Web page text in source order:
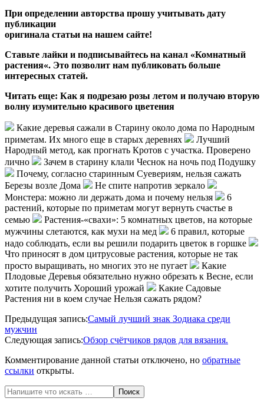
При определении авторства прошу учитывать дату
публикации
оригинала статьи на нашем сайте!
Ставьте лайки и подписывайтесь на канал «Комнатный
растения«. Это позволит нам публиковать больше
интересных статей.
Читать еще: Как я подрезаю розы летом и получаю вторую
волну изумительно красивого цветения
Какие деревья сажали в Старину около дома по Народным
приметам. Их много еще в старых деревнях
Лучший
Народный метод, как прогнать Кротов с участка. Проверено
лично
Зачем в старину клали Чеснок на ночь под Подушку
Почему, согласно старинным Суевериям, нельзя сажать
Березы возле Дома
Не спите напротив зеркало
Монстера: можно ли держать дома и почему нельзя
6
растений, которые по приметам могут вернуть счастье в
семью
Растения-«свахи»: 5 комнатных цветов, на которые
мужчины слетаются, как мухи на мед
6 правил, которые
надо соблюдать, если вы решили подарить цветок в горшке
Что приносят в дом цитрусовые растения, которые не так
просто выращивать, но многих это не пугает
Какие
Плодовые Деревья обязательно нужно обрезать к Весне, если
хотите получить Хороший урожай
Какие Садовые
Растения ни в коем случае Нельзя сажать рядом?
2020-
06-
12
Предыдущая запись:Самый лучший знак Зодиака среди
мужчин
Следующая запись:Обзор счётчиков рядов для вязания.
Комментирование данной статьи отключено, но обратные
ссылки открыты.
Поиск